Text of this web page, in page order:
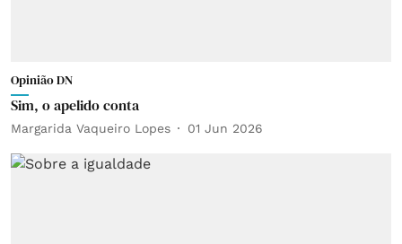
Opinião DN
Sim, o apelido conta
Margarida Vaqueiro Lopes 01 Jun 2026